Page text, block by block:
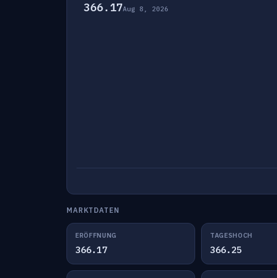
366.17Aug 8, 2026
MARKTDATEN
ERÖFFNUNG
366.17
TAGESHOCH
366.25